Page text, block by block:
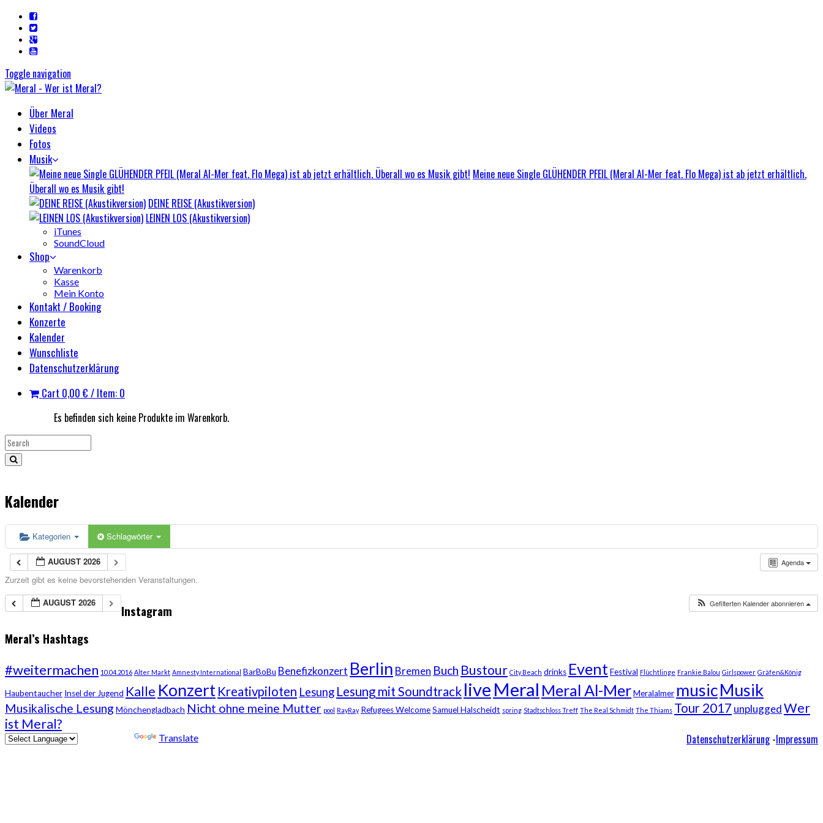
Toggle navigation
Über Meral
Videos
Fotos
Musik
Meine neue Single GLÜHENDER PFEIL (Meral Al-Mer feat. Flo Mega) ist ab jetzt erhältlich.
Überall wo es Musik gibt!
DEINE REISE (Akustikversion)
LEINEN LOS (Akustikversion)
iTunes
SoundCloud
Shop
Warenkorb
Kasse
Mein Konto
Kontakt / Booking
Konzerte
Kalender
Wunschliste
Datenschutzerklärung
Cart 0,00 € / Item: 0
Es befinden sich keine Produkte im Warenkorb.
Kalender
Kategorien Schlagwörter
Agenda
AUGUST 2026
Zurzeit gibt es keine bevorstehenden Veranstaltungen.
AUGUST 2026
Gefilterten Kalender abonnieren
Instagram
Meral’s Hashtags
#weitermachen 10.04.2016 Alter Markt Amnesty International BarBoBu Benefizkonzert Berlin Bremen Buch Bustour City Beach drinks Event Festival Flüchtlinge Frankie Balou Girlspower Gräfen&König
Haubentaucher Insel der Jugend Kalle Konzert Kreativpiloten Lesung Lesung mit Soundtrack live Meral Meral Al-MerMeralalmer musicMusik
Musikalische Lesung Mönchengladbach Nicht ohne meine Mutter pool RayRay Refugees WelcomeSamuel Halscheidt spring Stadtschloss Treff The Real Schmidt The Thiams Tour 2017 unpluggedWer
ist Meral?
Datenschutzerklärung-Impressum
Translate